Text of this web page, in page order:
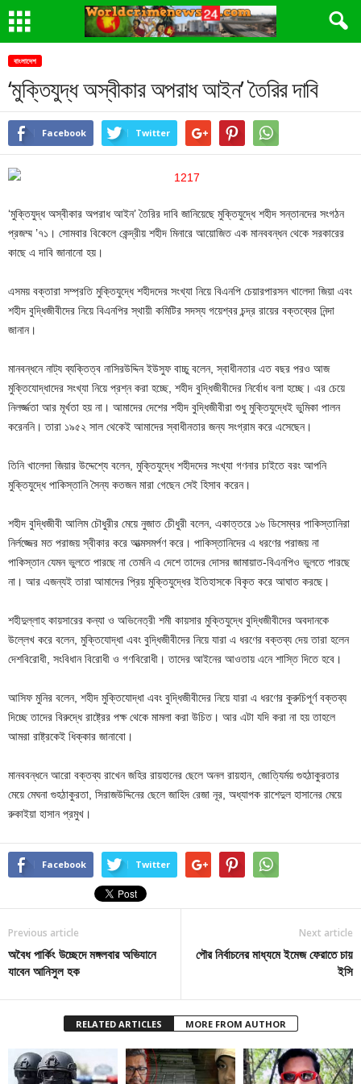
বাংলাদেশ
‘মুক্তিযুদ্ধ অস্বীকার অপরাধ আইন’ তৈরির দাবি
Facebook Twitter
‘মুক্তিযুদ্ধ অস্বীকার অপরাধ আইন’ তৈরির দাবি জানিয়েছে মুক্তিযুদ্ধে শহীদ সন্তানদের সংগঠন
প্রজম্ম ’৭১। সোমবার বিকেলে কেন্দ্রীয় শহীদ মিনারে আয়োজিত এক মানববন্ধন থেকে সরকারের
কাছে এ দাবি জানানো হয়।
এসময় বক্তারা সম্প্রতি মুক্তিযুদ্ধে শহীদদের সংখ্যা নিয়ে বিএনপি চেয়ারপারসন খালেদা জিয়া এবং
শহীদ বুদ্ধিজীবীদের নিয়ে বিএনপির স্থায়ী কমিটির সদস্য গয়েশ্বর চন্দ্র রায়ের বক্তব্যের নিন্দা
জানান।
মানবন্ধনে নাট্য ব্যক্তিত্ব নাসিরউদ্দিন ইউসুফ বাচ্চু বলেন, স্বাধীনতার এত বছর পরও আজ
মুক্তিযোদ্ধাদের সংখ্যা নিয়ে প্রশ্ন করা হচ্ছে, শহীদ বুদ্ধিজীবীদের নির্বোধ বলা হচ্ছে। এর চেয়ে
নিলর্জ্জতা আর মূর্খতা হয় না। আমাদের দেশের শহীদ বুদ্ধিজীবীরা শুধু মুক্তিযুদ্ধেই ভুমিকা পালন
করেননি। তারা ১৯৫২ সাল থেকেই আমাদের স্বাধীনতার জন্য সংগ্রাম করে এসেছেন।
তিনি খালেদা জিয়ার উদ্দেশ্যে বলেন, মুক্তিযুদ্ধে শহীদদের সংখ্যা গণনার চাইতে বরং আপনি
মুক্তিযুদ্ধে পাকিস্তানি সৈন্য কতজন মারা গেছেন সেই হিসাব করেন।
শহীদ বুদ্ধিজীবী আলিম চৌধুরীর মেয়ে নুজাত চেীধুরী বলেন, একাত্তরে ১৬ ডিসেম্বর পাকিস্তানিরা
নির্লজ্জের মত পরাজয় স্বীকার করে আত্মসমর্পণ করে। পাকিস্তানিদের এ ধরণের পরাজয় না
পাকিস্তান যেমন ভুলতে পারছে না তেমনি এ দেশে তাদের দোসর জামায়াত-বিএনপিও ভুলতে পারছে
না। আর এজন্যই তারা আমাদের প্রিয় মুক্তিযুদ্ধের ইতিহাসকে বিকৃত করে আঘাত করছে।
শহীদুল্লাহ কায়সারের কন্যা ও অভিনেত্রী শমী কায়সার মুক্তিযুদ্ধে বুদ্ধিজীবীদের অবদানকে
উল্লেখ করে বলেন, মুক্তিযোদ্ধা এবং বুদ্ধিজীবীদের নিয়ে যারা এ ধরণের বক্তব্য দেয় তারা হলেন
দেশবিরোধী, সংবিধান বিরোধী ও গণবিরোধী। তাদের আইনের আওতায় এনে শাস্তি দিতে হবে।
আসিফ মুনির বলেন, শহীদ মুক্তিযোদ্ধা এবং বুদ্ধিজীবীদের নিয়ে যারা এ ধরণের কুরুচিপূর্ণ বক্তব্য
দিচ্ছে তাদের বিরুদ্ধে রাষ্ট্রের পক্ষ থেকে মামলা করা উচিত। আর এটা যদি করা না হয় তাহলে
আমরা রাষ্ট্রকেই ধিক্কার জানাবো।
মানববন্ধনে আরো বক্তব্য রাখেন জহির রায়হানের ছেলে অনল রায়হান, জোত্যির্ময় গুহঠাকুরতার
মেয়ে মেঘনা গুহঠাকুরতা, সিরাজউদ্দিনের ছেলে জাহিদ রেজা নূর, অধ্যাপক রাশেদুল হাসানের মেয়ে
রুকাইয়া হাসান প্রমুখ।
Facebook Twitter
Previous article
অবৈধ পার্কিং উচ্ছেদে মঙ্গলবার অভিযানে
যাবেন আনিসুল হক
Next article
পৌর নির্বাচনের মাধ্যমে ইমেজ ফেরাতে চায়
ইসি
RELATED ARTICLES MORE FROM AUTHOR